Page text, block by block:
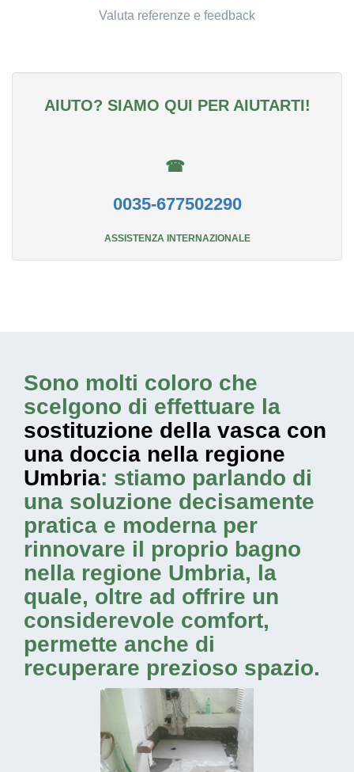
Valuta referenze e feedback
AIUTO? SIAMO QUI PER AIUTARTI!
☎
0035-677502290
ASSISTENZA INTERNAZIONALE
Sono molti coloro che
scelgono di effettuare la
sostituzione della vasca con
una doccia nella regione
Umbria: stiamo parlando di
una soluzione decisamente
pratica e moderna per
rinnovare il proprio bagno
nella regione Umbria, la
quale, oltre ad offrire un
considerevole comfort,
permette anche di
recuperare prezioso spazio.